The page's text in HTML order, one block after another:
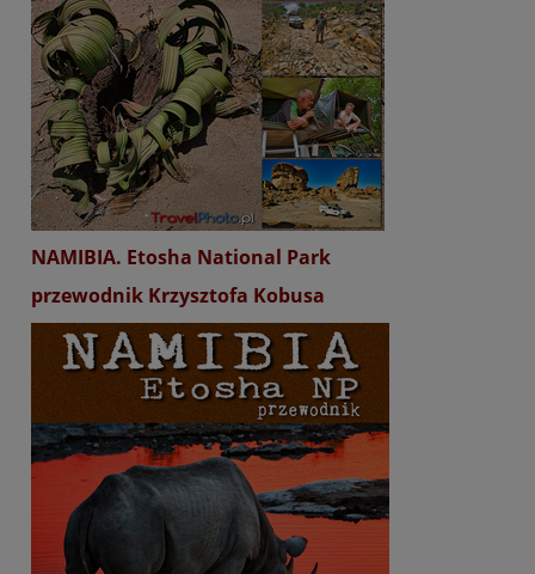
NAMIBIA. Etosha National Park
przewodnik Krzysztofa Kobusa